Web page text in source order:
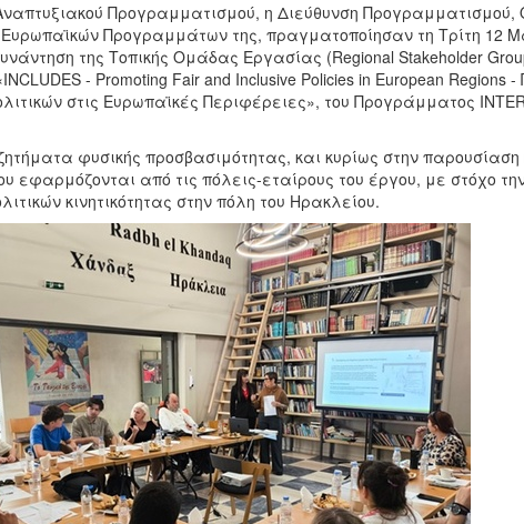
Προγραμματισμού, η Διεύθυνση
Προγραμμάτων της, πραγματοποίησαν τη Τρίτη 12
της Τοπικής Ομάδας Εργασίας (Regional Stakeholder
- Promoting Fair and Inclusive Policies in European Regions
στις Ευρωπαϊκές Περιφέρειες», του Προγράμματος
φυσικής προσβασιμότητας, και κυρίως στην παρουσίαση
εφαρμόζονται από τις πόλεις-εταίρους του έργου, με στόχο
κινητικότητας στην πόλη του Ηρακλείου.